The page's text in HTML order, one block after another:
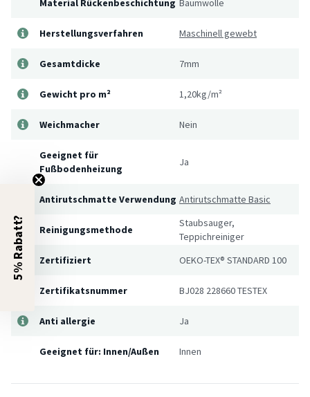
Material Rückenbeschichtung Baumwolle
Herstellungsverfahren Maschinell gewebt
Gesamtdicke 7mm
Gewicht pro m² 1,20kg/m²
Weichmacher Nein
Geeignet für
Fußbodenheizung
Ja
Antirutschmatte Verwendung Antirutschmatte Basic
Reinigungsmethode
Staubsauger,
Teppichreiniger
Zertifiziert
OEKO-TEX® STANDARD 100
Zertifikatsnummer BJ028 228660 TESTEX
Anti allergie Ja
Geeignet für: Innen/Außen Innen
5% Rabatt?